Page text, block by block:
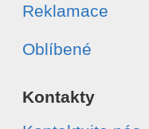
Reklamace
Oblíbené
Kontakty